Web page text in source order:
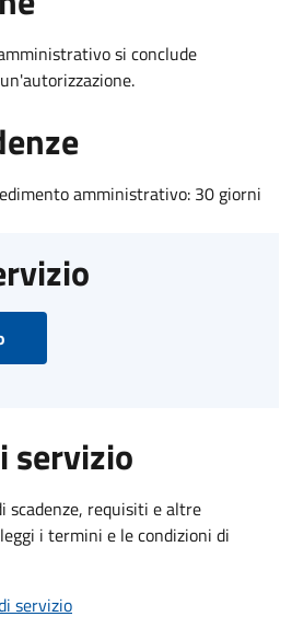
si conclude
amministrativo: 30 giorni
servizio
scadenze, requisiti e altre
i termini e le condizioni di
servizio